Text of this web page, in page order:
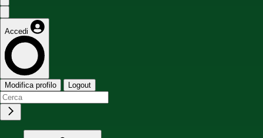
Accedi
Modifica profilo Logout